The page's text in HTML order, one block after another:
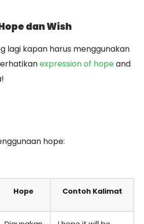
dan Wish
lagi kapan harus menggunakan
expression of hopeand
hope:
Hope Contoh Kalimat